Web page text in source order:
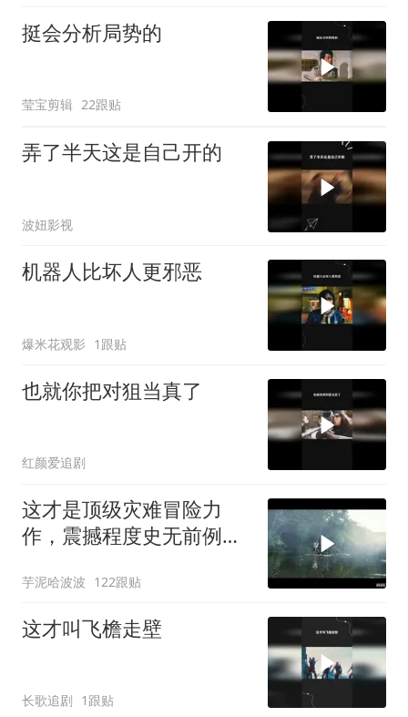
挺会分析局势的
莹宝剪辑 22跟贴
弄了半天这是自己开的
波妞影视
机器人比坏人更邪恶
爆米花观影 1跟贴
也就你把对狙当真了
红颜爱追剧
这才是顶级灾难冒险力
作，震撼程度史无前例，
芋泥哈波波 122跟贴
这才叫飞檐走壁
长歌追剧 1跟贴